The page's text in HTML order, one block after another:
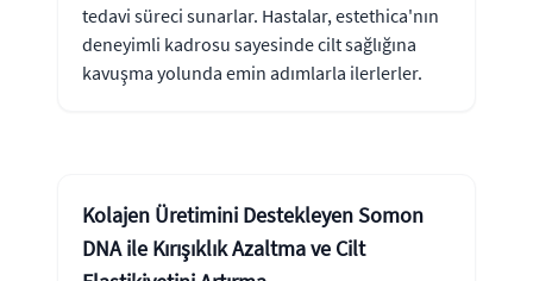
tedavi süreci sunarlar. Hastalar, estethica'nın
deneyimli kadrosu sayesinde cilt sağlığına
kavuşma yolunda emin adımlarla ilerlerler.
Kolajen Üretimini Destekleyen Somon
DNA ile Kırışıklık Azaltma ve Cilt